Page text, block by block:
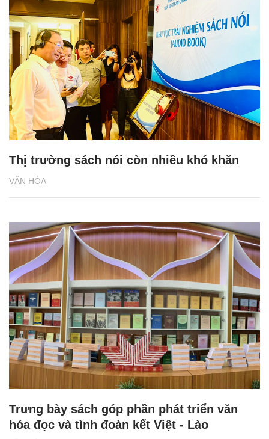
VĂN HÓA
Thị trường sách nói còn nhiều khó khăn
Trưng bày sách góp phần phát triển văn
hóa đọc và tình đoàn kết Việt - Lào